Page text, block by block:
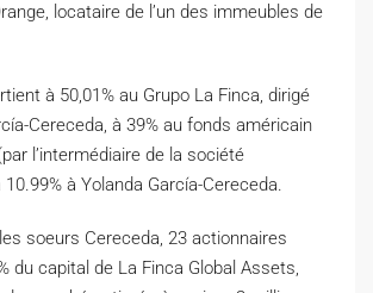
locataire de l’un des immeubles de
à 50,01% au Grupo La Finca, dirigé
Cereceda, à 39% au fonds américain
l’intermédiaire de la société
à Yolanda García-Cereceda.
soeurs Cereceda, 23 actionnaires
du capital de La Finca Global Assets,